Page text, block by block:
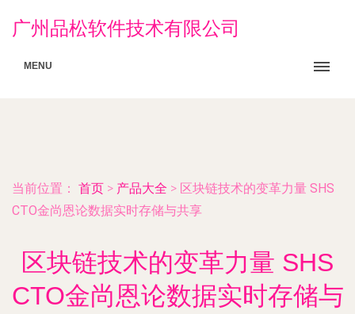
广州品松软件技术有限公司
MENU
当前位置： 首页 > 产品大全 > 区块链技术的变革力量 SHS
CTO金尚恩论数据实时存储与共享
区块链技术的变革力量 SHS
CTO金尚恩论数据实时存储与